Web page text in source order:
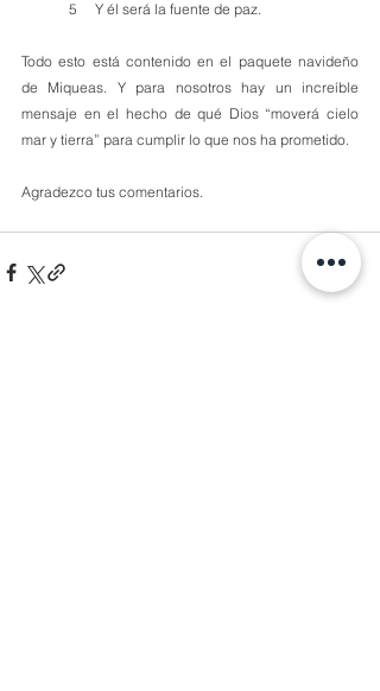
5     Y él será la fuente de paz.
Todo esto está contenido en el paquete navideño
de Miqueas. Y para nosotros hay un increíble
mensaje en el hecho de qué Dios “moverá cielo
mar y tierra” para cumplir lo que nos ha prometido.
Agradezco tus comentarios.